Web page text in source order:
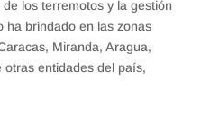
los terremotos y la gestión
ha brindado en las zonas
Miranda, Aragua,
entidades del país,